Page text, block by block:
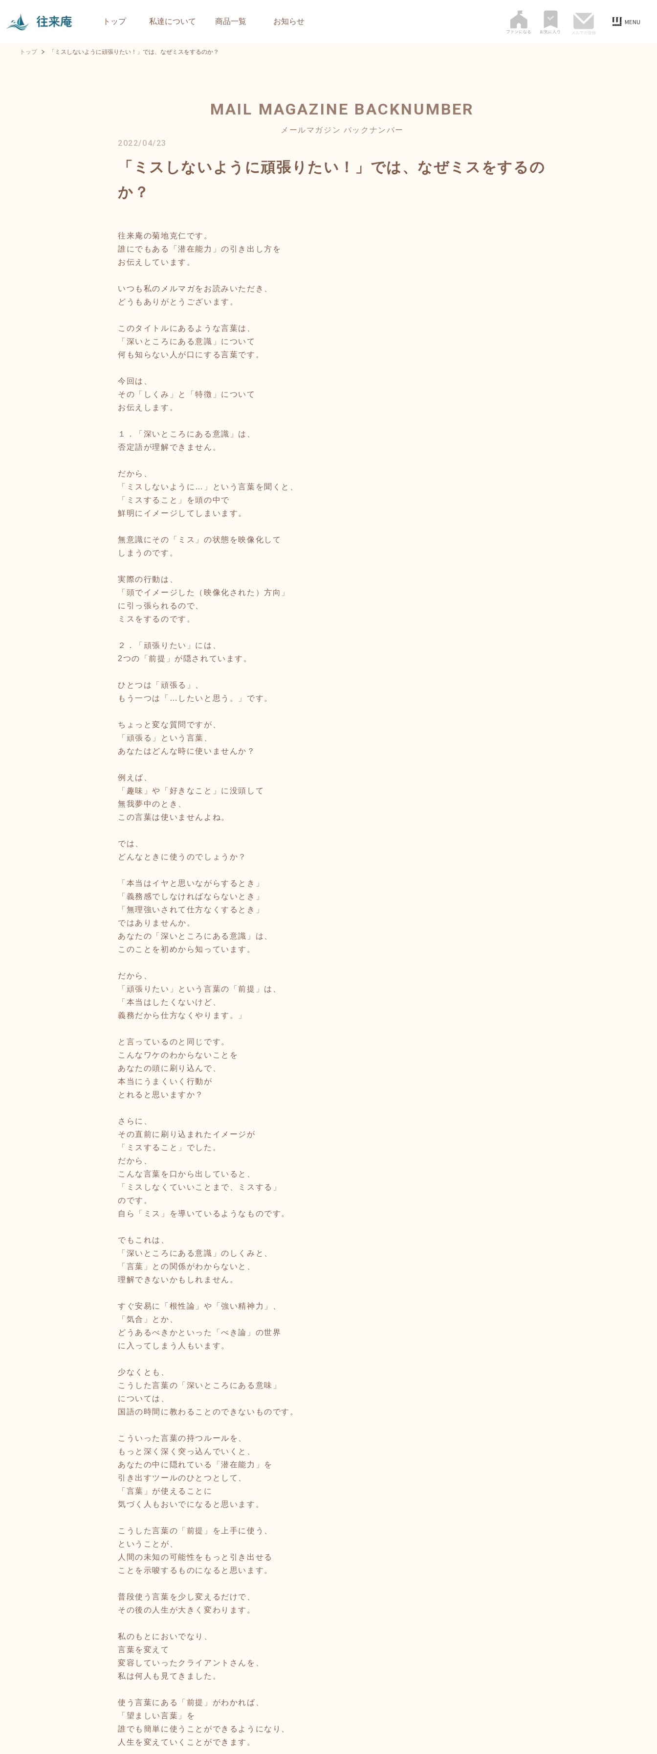
トップ 私達について 商品一覧 お知らせ
トップ 「ミスしないように頑張りたい！」では、なぜミスをするのか？
MAIL MAGAZINE BACKNUMBER
メールマガジン バックナンバー
2022/04/23
「ミスしないように頑張りたい！」では、なぜミスをするの
か？
往来庵の菊地克仁です。
誰にでもある「潜在能力」の引き出し方を
お伝えしています。
いつも私のメルマガをお読みいただき、
どうもありがとうございます。
このタイトルにあるような言葉は、
「深いところにある意識」について
何も知らない人が口にする言葉です。
今回は、
その「しくみ」と「特徴」について
お伝えします。
１．「深いところにある意識」は、
否定語が理解できません。
だから、
「ミスしないように…」という言葉を聞くと、
「ミスすること」を頭の中で
鮮明にイメージしてしまいます。
無意識にその「ミス」の状態を映像化して
しまうのです。
実際の行動は、
「頭でイメージした（映像化された）方向」
に引っ張られるので、
ミスをするのです。
２．「頑張りたい」には、
2つの「前提」が隠されています。
ひとつは「頑張る」、
もう一つは「…したいと思う。」です。
ちょっと変な質問ですが、
「頑張る」という言葉、
あなたはどんな時に使いませんか？
例えば、
「趣味」や「好きなこと」に没頭して
無我夢中のとき、
この言葉は使いませんよね。
では、
どんなときに使うのでしょうか？
「本当はイヤと思いながらするとき」
「義務感でしなければならないとき」
「無理強いされて仕方なくするとき」
ではありませんか。
あなたの「深いところにある意識」は、
このことを初めから知っています。
だから、
「頑張りたい」という言葉の「前提」は、
「本当はしたくないけど、
義務だから仕方なくやります。」
と言っているのと同じです。
こんなワケのわからないことを
あなたの頭に刷り込んで、
本当にうまくいく行動が
とれると思いますか？
さらに、
その直前に刷り込まれたイメージが
「ミスすること」でした。
だから、
こんな言葉を口から出していると、
「ミスしなくていいことまで、ミスする」
のです。
自ら「ミス」を導いているようなものです。
でもこれは、
「深いところにある意識」のしくみと、
「言葉」との関係がわからないと、
理解できないかもしれません。
すぐ安易に「根性論」や「強い精神力」、
「気合」とか、
どうあるべきかといった「べき論」の世界
に入ってしまう人もいます。
少なくとも、
こうした言葉の「深いところにある意味」
については、
国語の時間に教わることのできないものです。
こういった言葉の持つルールを、
もっと深く深く突っ込んでいくと、
あなたの中に隠れている「潜在能力」を
引き出すツールのひとつとして、
「言葉」が使えることに
気づく人もおいでになると思います。
こうした言葉の「前提」を上手に使う、
ということが、
人間の未知の可能性をもっと引き出せる
ことを示唆するものになると思います。
普段使う言葉を少し変えるだけで、
その後の人生が大きく変わります。
私のもとにおいでなり、
言葉を変えて
変容していったクライアントさんを、
私は何人も見てきました。
使う言葉にある「前提」がわかれば、
「望ましい言葉」を
誰でも簡単に使うことができるようになり、
人生を変えていくことができます。